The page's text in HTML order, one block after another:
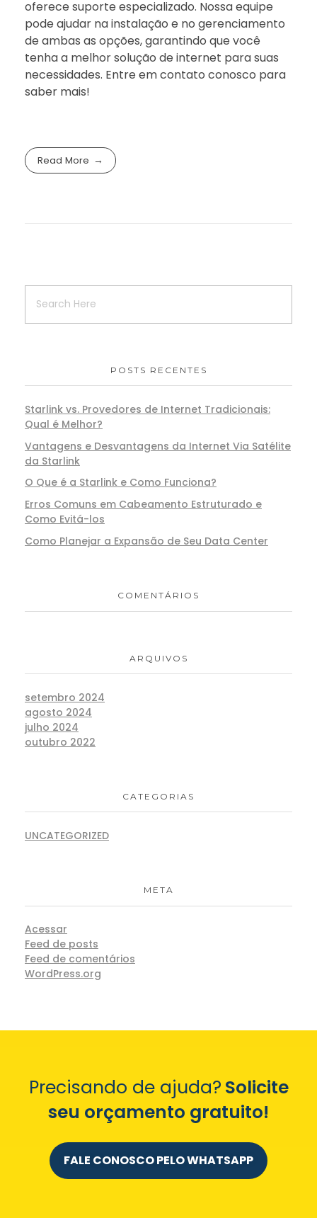
oferece suporte especializado. Nossa equipe
pode ajudar na instalação e no gerenciamento
de ambas as opções, garantindo que você
tenha a melhor solução de internet para suas
necessidades. Entre em contato conosco para
saber mais!
Read More
POSTS RECENTES
Starlink vs. Provedores de Internet Tradicionais:
Qual é Melhor?
Vantagens e Desvantagens da Internet Via Satélite
da Starlink
O Que é a Starlink e Como Funciona?
Erros Comuns em Cabeamento Estruturado e
Como Evitá-los
Como Planejar a Expansão de Seu Data Center
COMENTÁRIOS
ARQUIVOS
setembro 2024
agosto 2024
julho 2024
outubro 2022
CATEGORIAS
UNCATEGORIZED
META
Acessar
Feed de posts
Feed de comentários
WordPress.org
Precisando de ajuda? Solicite
seu orçamento gratuito!
FALE CONOSCO PELO WHATSAPP